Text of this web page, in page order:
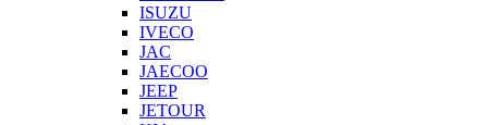
ISUZU
IVECO
JAC
JAECOO
JEEP
JETOUR